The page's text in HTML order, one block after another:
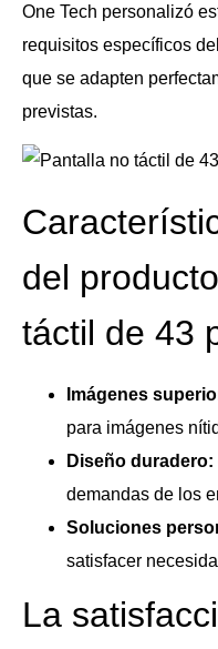
One Tech personalizó
requisitos específicos
que se adapten
previstas.
del
táctil de 43
Imágenes
para imágenes
Diseño duradero:
demandas de los
Soluciones
satisfacer
La